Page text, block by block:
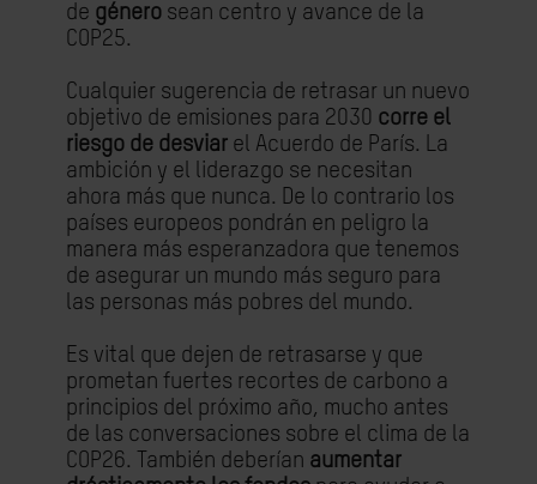
de género sean centro y avance de la
COP25.
Cualquier sugerencia de retrasar un nuevo
objetivo de emisiones para 2030 corre el
riesgo de desviar el Acuerdo de París. La
ambición y el liderazgo se necesitan
ahora más que nunca. De lo contrario los
países europeos pondrán en peligro la
manera más esperanzadora que tenemos
de asegurar un mundo más seguro para
las personas más pobres del mundo.
Es vital que dejen de retrasarse y que
prometan fuertes recortes de carbono a
principios del próximo año, mucho antes
de las conversaciones sobre el clima de la
COP26. También deberían aumentar